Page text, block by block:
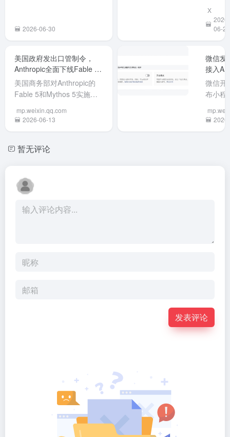
公司开
的AI编
Claude
Code
安全后
隐...
件名单。7
须在办公
环境下卸
载
品，包括
时，为了更合理地配置资
源、提升服务稳定性，正式
价策略，引入峰谷定价机
制。具体调整如下： 高峰期
价格翻倍...
2026-06-30
操作，
自动生
Skill替
干活
&
功能，
户只需
动演示
遍操作
Codex
能观察
习并自
生成可
用的
注意录
X
2026-
06-20
美国政府发出口管制令，
Anthropic全面下线Fable 5
与Mythos 5
美国商务部对Anthropic的
Fable 5和Mythos 5实施出
内外国人访问。因无法按国
两款模型。导火索疑似某公
mp.weixin.qq.com
2026-06-13
微信发
接入AI
引，提
开发双
微信开
布小程
提供自
无法
暂无评论
发表评论